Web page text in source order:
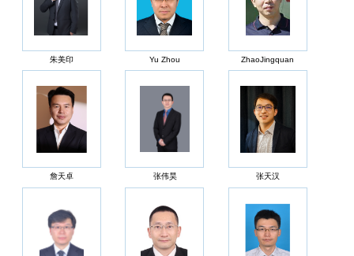
朱美印 Yu Zhou ZhaoJingquan
詹天卓 张伟昊 张天汉